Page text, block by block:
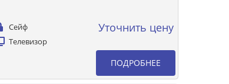
Сейф
Телевизор
Уточнить цену
ПОДРОБНЕЕ